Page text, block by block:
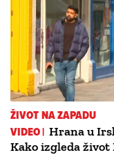
ŽIVOT NA ZAPADU
VIDEO | Hrana u
Kako izgleda